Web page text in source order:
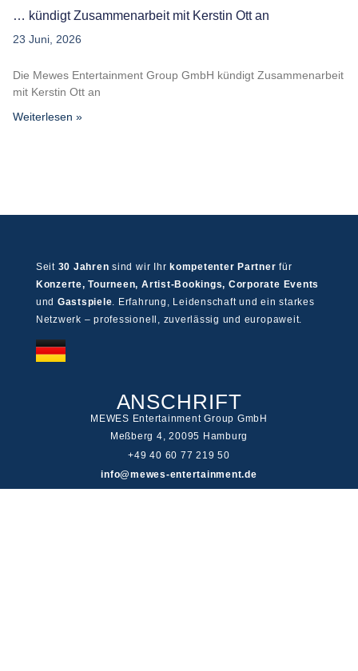
… kündigt Zusammenarbeit mit Kerstin Ott an
23 Juni, 2026
Die Mewes Entertainment Group GmbH kündigt Zusammenarbeit
mit Kerstin Ott an
Weiterlesen »
Seit 30 Jahren sind wir Ihrkompetenter Partner für
Konzerte, Tourneen, Artist-Bookings, Corporate Events
und Gastspiele. Erfahrung, Leidenschaft und ein starkes
Netzwerk – professionell, zuverlässig und europaweit.
ANSCHRIFT
MEWES Entertainment Group GmbH
Meßberg 4, 20095 Hamburg
+49 40 60 77 219 50
info@mewes-entertainment.de